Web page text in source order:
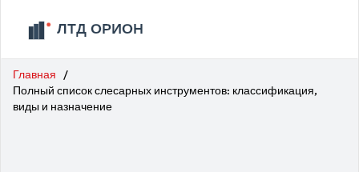
Главная
Полный список слесарных инструментов: классификация,
виды и назначение